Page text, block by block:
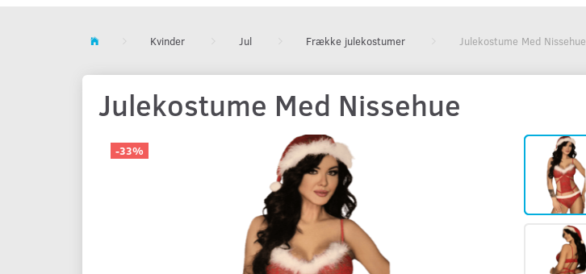
Kvinder Jul Frække julekostumer Julekostume Med Nissehue
Julekostume Med Nissehue
-33%